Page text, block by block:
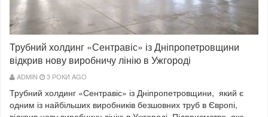
Трубний холдинг «Сентравіс» із Дніпропетровщини
відкрив нову виробничу лінію в Ужгороді
ADMIN 3 РОКИ AGO
Трубний холдинг «Сентравіс» із Дніпропетровщини, який є
одним із найбільших виробників безшовних труб в Європі,